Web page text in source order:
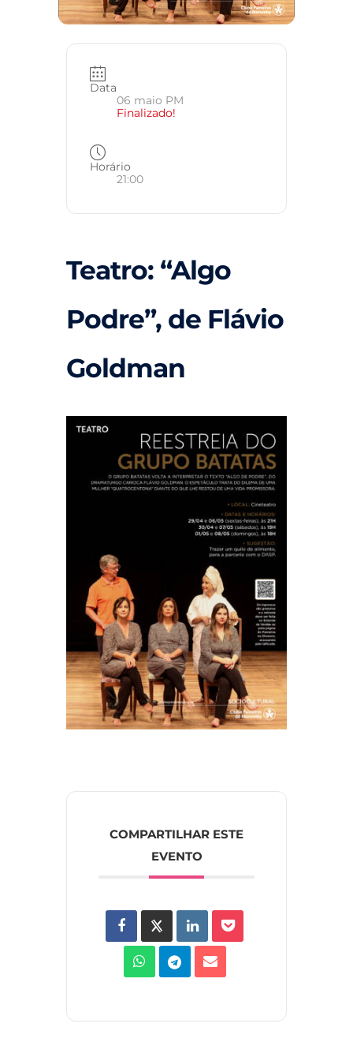
Data
06 maio PM
Finalizado!
Horário
21:00
Teatro: “Algo
Podre”, de Flávio
Goldman
COMPARTILHAR ESTE
EVENTO